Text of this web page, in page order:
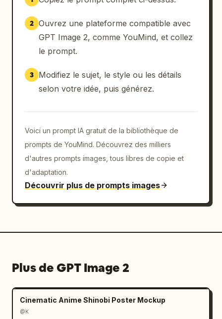
2 Ouvrez une plateforme compatible avec
GPT Image 2, comme YouMind, et collez
le prompt.
3
Modifiez le sujet, le style ou les détails
selon votre idée, puis générez.
Voici un prompt IA gratuit de la bibliothèque de
prompts de YouMind. Découvrez des milliers
d'autres prompts images, tous libres de copie et
d'adaptation.
Découvrir plus de prompts images
Plus de GPT Image 2
Cinematic Anime Shinobi Poster Mockup
@K